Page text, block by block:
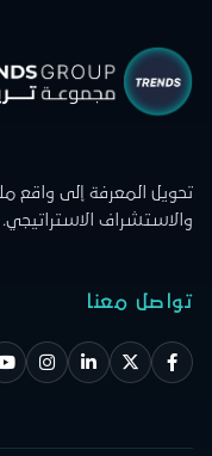
تحويل المعرفة إلى واقع
والاستشراف الاستراتيجي.
تواصل معنا